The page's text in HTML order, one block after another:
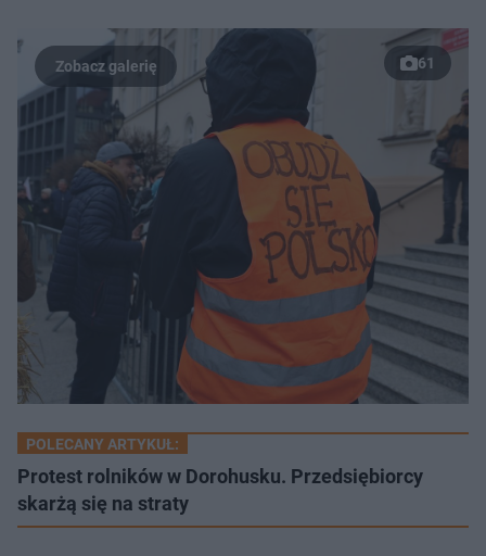
61
POLECANY ARTYKUŁ:
Protest rolników w Dorohusku. Przedsiębiorcy
skarżą się na straty